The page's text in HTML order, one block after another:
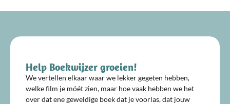
Help Boekwijzer groeien!
We vertellen elkaar waar we lekker gegeten hebben,
welke film je móét zien, maar hoe vaak hebben we het
over dat ene geweldige boek dat je voorlas, dat jouw